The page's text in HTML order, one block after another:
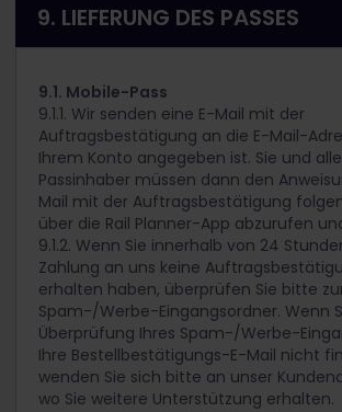
9. LIEFERUNG DES PASSES
9.1. Mobile-Pass
9.1.1. Wir senden eine E-Mail mit der
Auftragsbestätigung an die E-Mail-
Ihrem Konto angegeben ist. Sie und
Passinhaber müssen dann den
Mail mit der Auftragsbestätigung
über die Rail Planner-App abzurufen
9.1.2. Wenn Sie innerhalb von 24
Zahlung an uns keine
erhalten haben, überprüfen Sie bitte
Spam-/Werbe-Eingangsordner. Wenn
Überprüfung Ihres Spam-/Werbe-
Ihre Bestellbestätigungs-E-Mail nicht
wenden Sie sich bitte an unser
wo Sie weitere Unterstützung erhalten.